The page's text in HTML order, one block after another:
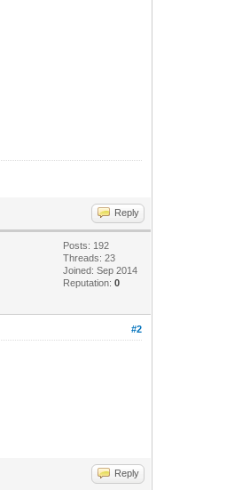
Reply
Posts: 192
Threads: 23
Joined: Sep 2014
Reputation:0
#2
Reply